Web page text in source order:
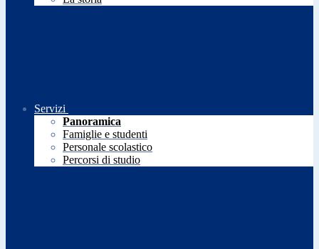
Servizi
Panoramica
Famiglie e studenti
Personale scolastico
Percorsi di studio